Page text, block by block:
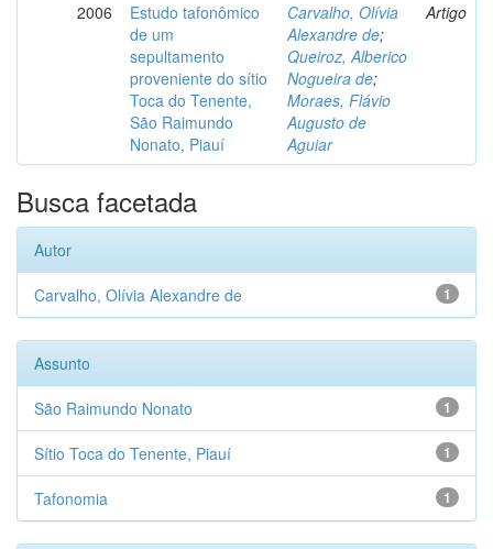
2006
Estudo tafonômico
de um
sepultamento
proveniente do sítio
Toca do Tenente,
São Raimundo
Nonato, Piauí
Carvalho, Olívia
Alexandre de;
Queiroz, Alberico
Nogueira de;
Moraes, Flávio
Augusto de
Aguiar
Artigo
Busca facetada
Autor
1
Carvalho, Olívia Alexandre de
Assunto
1
São Raimundo Nonato
1
Sítio Toca do Tenente, Piauí
1
Tafonomia